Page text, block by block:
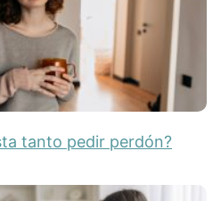
tanto pedir perdón?